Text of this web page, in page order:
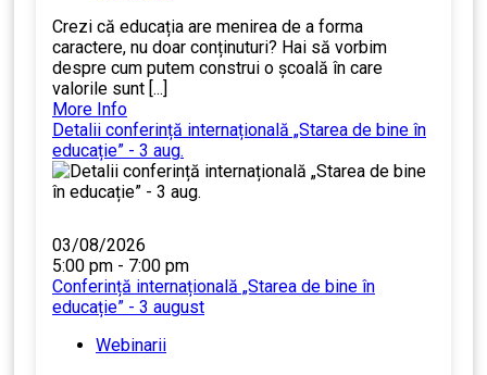
Crezi că educația are menirea de a forma
caractere, nu doar conținuturi? Hai să vorbim
despre cum putem construi o școală în care
valorile sunt [...]
More Info
Detalii conferință internațională „Starea de bine în
educație” - 3 aug.
03/08/2026
5:00 pm - 7:00 pm
Conferință internațională „Starea de bine în
educație” - 3 august
Webinarii